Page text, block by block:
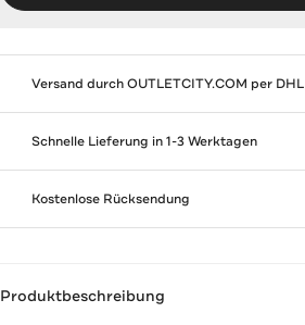
Versand durchOUTLETCITY.COM per DHL
Schnelle Lieferung in 1-3 Werktagen
Kostenlose Rücksendung
Produktbeschreibung